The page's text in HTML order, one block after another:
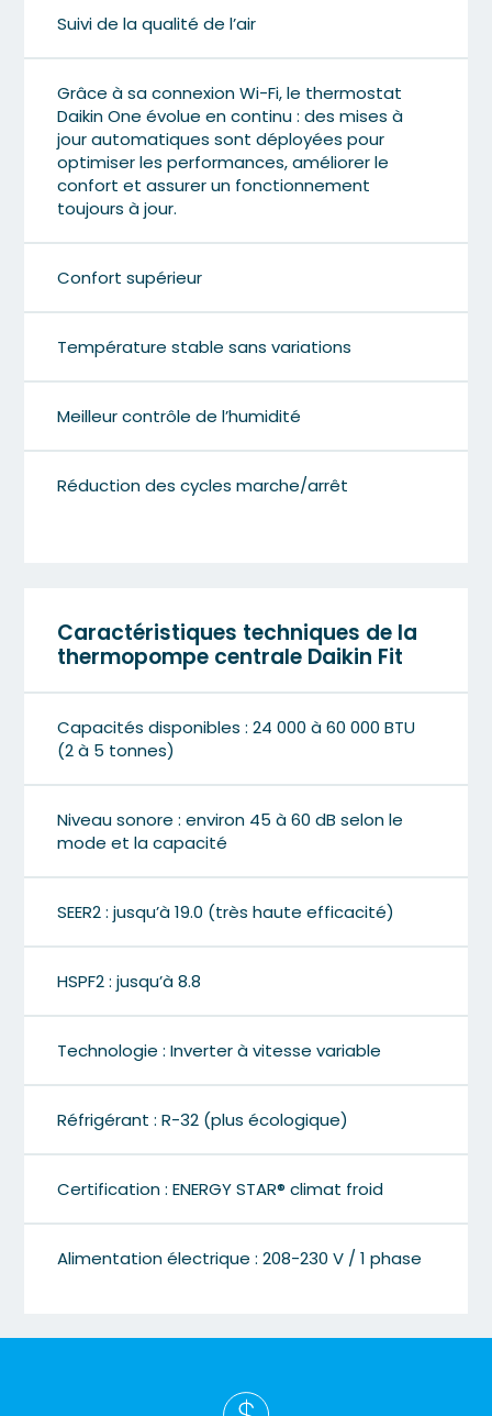
Suivi de la qualité de l’air
Grâce à sa connexion Wi-Fi, le thermostat
Daikin One évolue en continu : des mises à
jour automatiques sont déployées pour
optimiser les performances, améliorer le
confort et assurer un fonctionnement
toujours à jour.
Confort supérieur
Température stable sans variations
Meilleur contrôle de l’humidité
Réduction des cycles marche/arrêt
Caractéristiques techniques de la
thermopompe centrale Daikin Fit
Capacités disponibles : 24 000 à 60 000 BTU
(2 à 5 tonnes)
Niveau sonore : environ 45 à 60 dB selon le
mode et la capacité
SEER2 : jusqu’à 19.0 (très haute efficacité)
HSPF2 : jusqu’à 8.8
Technologie : Inverter à vitesse variable
Réfrigérant : R-32 (plus écologique)
Certification : ENERGY STAR® climat froid
Alimentation électrique : 208-230 V / 1 phase